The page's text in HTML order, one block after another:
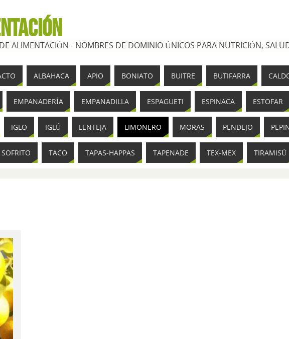
ALIMENTACIÓN - NOMBRES DE DOMINIO ÚNICOS PARA NUTRICIÓN,
ALBAHACA APIO BONIATO BUITRE BUTIFARRA
EMPANADERÍA EMPANADILLA ESPAGUETI ESPINACA ESTOFAR
IGLO IGLÚ LENTEJA LIMONERO MORAS PENDEJO
SOFRITO TACO TAPAS-HAPPAS TAPENADE TEX-MEX TIRAMISÚ